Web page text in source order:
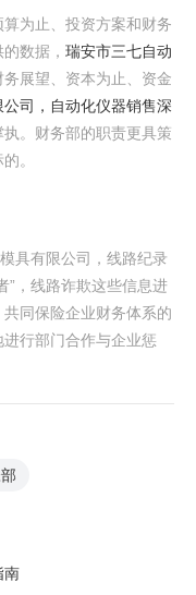
为止、投资方案和财务
数据， 瑞安市三七自动
务展望、资本为止、资金
司，自动化仪器销售深
。财务部的职责更具策
。
具有限公司，线路纪录
”，线路诈欺这些信息进
同保险企业财务体系的
行部门合作与企业惩
南